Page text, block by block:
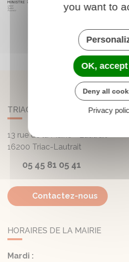
TRIAC-LAUTRAIT
13 rue de la Mairie - Lautrait
16200 Triac-Lautrait
05 45 81 05 41
Contactez-nous
HORAIRES DE LA MAIRIE
Mardi :
you want to
OK,
Deny all
Privacy